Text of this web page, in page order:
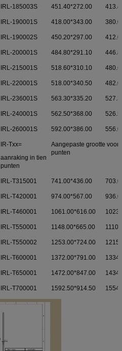
IRL-185003S 451.40*272.00
IRL-190001S 418.00*343.00
IRL-190002S 450.20*297.00
IRL-200001S 484.80*291.10
IRL-215001S 518.60*310.10
IRL-220001S 518.00*340.50
IRL-236001S 563.30*335.20
IRL-240001S 562.50*368.00
IRL-260001S 592.00*386.00
IR-Txx=
aanraking in tien
punten
Aangepaste grootte voor
punten
IRL-T315001 741.00*436.00
IRL-T420001 974.00*567.00
IRL-T460001 1061.00*616.00
IRL-T550001 1148.00*665.00
IRL-T550002 1253.00*724.00
IRL-T600001 1372.00*791.00
IRL-T650001 1472.00*847.00
IRL-T700001 1592.50*914.50